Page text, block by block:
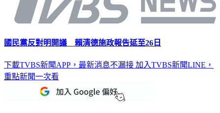
國民黨反對明開議 賴清德施政報告延至26日
下載TVBS新聞APP，最新消息不漏接 加入TVBS新聞LINE，
重點新聞一次看